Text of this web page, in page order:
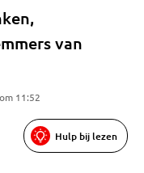
van
11:52
Hulp bij lezen